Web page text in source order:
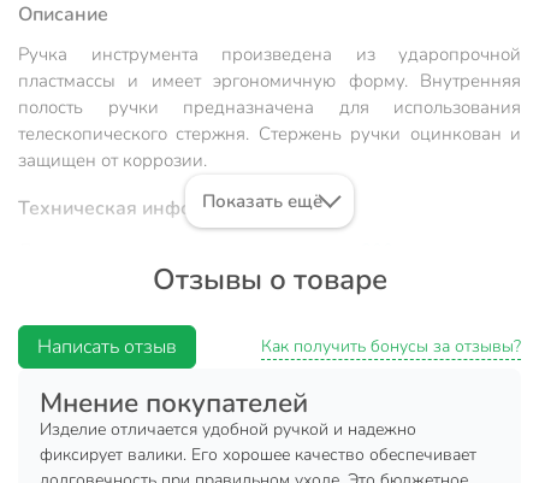
Описание
Ручка инструмента произведена из ударопрочной
пластмассы и имеет эргономичную форму. Внутренняя
полость ручки предназначена для использования
телескопического стержня. Стержень ручки оцинкован и
защищен от коррозии.
Техническая информация
6 мм
Бренд
Акор
Назначение
для мини-валика
50-75 мм
Показать ещё
Отзывы о товаре
Написать отзыв Как получить бонусы за отзывы?
Мнение покупателей
Изделие отличается удобной ручкой и надежно
фиксирует валики. Его хорошее качество обеспечивает